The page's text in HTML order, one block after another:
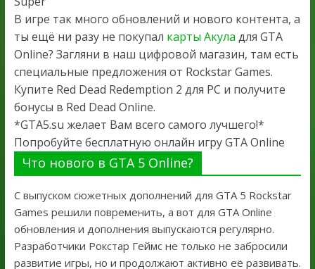
В игре так много обновлений и нового контента, а
ты ещё ни разу не покупал карты Акула для GTA
Online? Загляни в наш цифровой магазин, там есть
специальные предложения от Rockstar Games.
Купите Red Dead Redemption 2 для PC и получите
бонусы в Red Dead Online.
*GTA5.su желает Вам всего самого лучшего!*
Попробуйте бесплатную онлайн игру GTA Online
Что нового в GTA 5 Online?
С выпуском сюжетных дополнений для GTA 5 Rockstar
Games решили повременить, а вот для GTA Online
обновления и дополнения выпускаются регулярно.
Разработчики Рокстар Геймс не только не забросили
развитие игры, но и продолжают активно её развивать.